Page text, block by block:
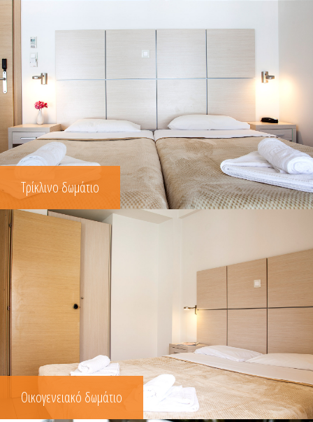
Τρίκλινο δωμάτιο
Οικογενειακό δωμάτιο